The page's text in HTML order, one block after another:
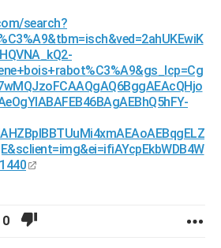
search?
0